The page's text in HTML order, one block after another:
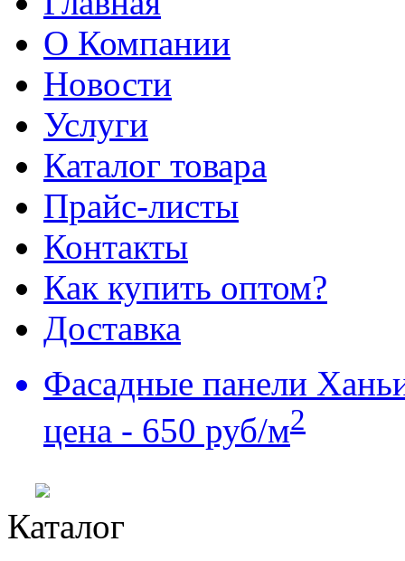
О Компании
Новости
Услуги
Каталог товара
Прайс-листы
Контакты
Как купить оптом?
Доставка
Фасадные панели
цена - 650 руб/м2
Каталог